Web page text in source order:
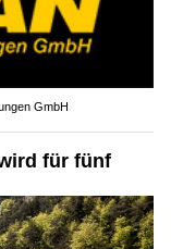
GmbH
für fünf